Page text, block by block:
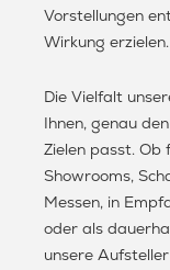
Vorstellungen
Wirkung erzielen.
Die Vielfalt
Ihnen, genau
Zielen passt. Ob
Showrooms,
Messen, in
oder als
unsere